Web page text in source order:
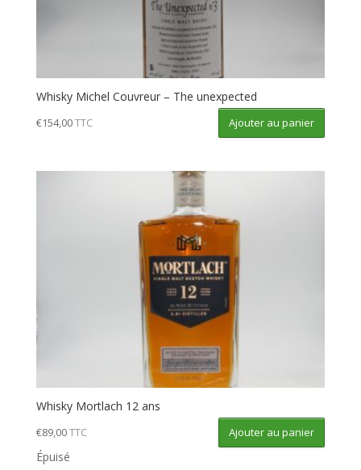
Whisky Michel Couvreur – The unexpected
€154,00TTC Ajouter au panier
Whisky Mortlach 12 ans
€89,00TTC Ajouter au panier
Épuisé